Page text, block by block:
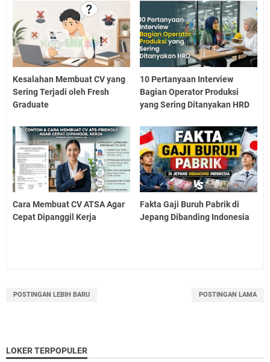
Kesalahan Membuat CV yang
Sering Terjadi oleh Fresh
Graduate
10 Pertanyaan Interview
Bagian Operator Produksi
yang Sering Ditanyakan HRD
Cara Membuat CV ATSA Agar
Cepat Dipanggil Kerja
Fakta Gaji Buruh Pabrik di
Jepang Dibanding Indonesia
POSTINGAN LEBIH BARU POSTINGAN LAMA
LOKER TERPOPULER